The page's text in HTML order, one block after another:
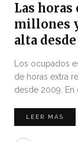
Las horas
millones
alta
Los ocupados
de horas extra
desde 2009. En
LEER MÁS